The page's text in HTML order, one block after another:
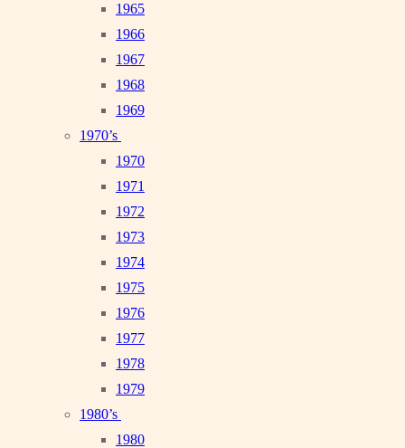
1965
1966
1967
1968
1969
1970’s
1970
1971
1972
1973
1974
1975
1976
1977
1978
1979
1980’s
1980